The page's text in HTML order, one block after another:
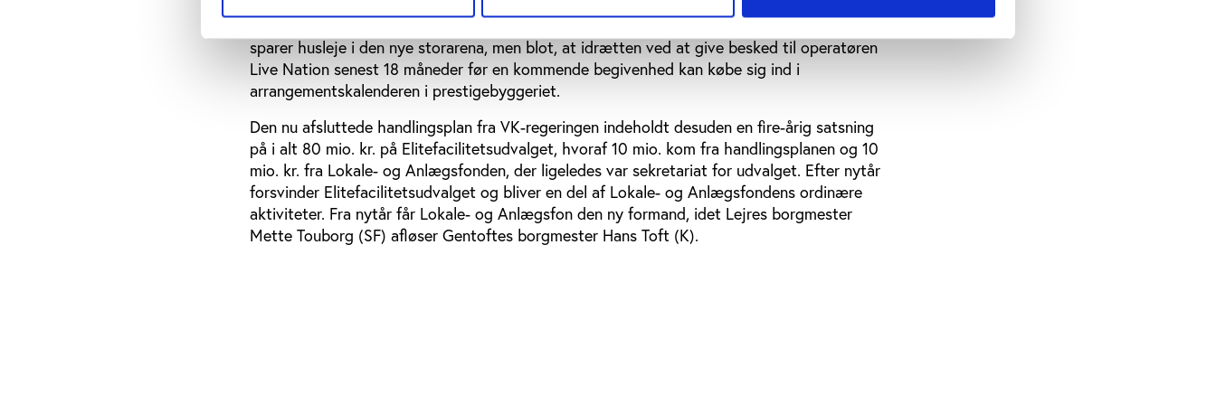
5 mio. kr. i årlig støtte for 'reservationsrettighederne' i den kommende københavnske
sparer husleje i den nye storarena, men blot, at idrætten ved at give besked til operatøren
Live Nation senest 18 måneder før en kommende begivenhed kan købe sig ind i
arrangementskalenderen i prestigebyggeriet.
Den nu afsluttede handlingsplan fra VK-regeringen indeholdt desuden en fire-årig satsning
på i alt 80 mio. kr. på Elitefacilitetsudvalget, hvoraf 10 mio. kom fra handlingsplanen og 10
mio. kr. fra Lokale- og Anlægsfonden, der ligeledes var sekretariat for udvalget. Efter nytår
forsvinder Elitefacilitetsudvalget og bliver en del af Lokale- og Anlægsfondens ordinære
aktiviteter. Fra nytår får Lokale- og Anlægsfon den ny formand, idet Lejres borgmester
Mette Touborg (SF) afløser Gentoftes borgmester Hans Toft (K).